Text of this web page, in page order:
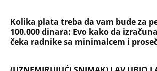
Kolika plata treba da vam bude za
100.000 dinara: Evo kako da
čeka radnike sa minimalcem i